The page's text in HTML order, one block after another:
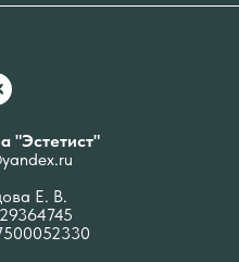
"Эстетист"
Е. В.